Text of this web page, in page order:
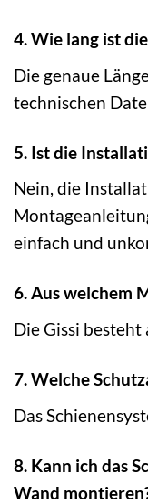
4. Wie lang ist
Die genaue
technischen
5. Ist die
Nein, die
einfach und
6. Aus welchem
Die Gissi
7. Welche
Das
8. Kann ich das
Wand